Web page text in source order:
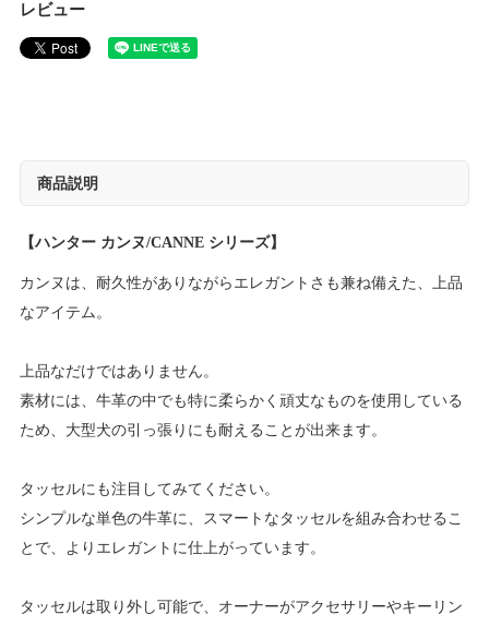
レビュー
商品説明
【ハンター カンヌ/CANNE シリーズ】
カンヌは、耐久性がありながらエレガントさも兼ね備えた、上品
なアイテム。
上品なだけではありません。
素材には、牛革の中でも特に柔らかく頑丈なものを使用している
ため、大型犬の引っ張りにも耐えることが出来ます。
タッセルにも注目してみてください。
シンプルな単色の牛革に、スマートなタッセルを組み合わせるこ
とで、よりエレガントに仕上がっています。
タッセルは取り外し可能で、オーナーがアクセサリーやキーリン